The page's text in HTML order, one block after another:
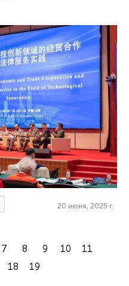
20 июня, 2025 г.
7 8 9 10
11
18 19